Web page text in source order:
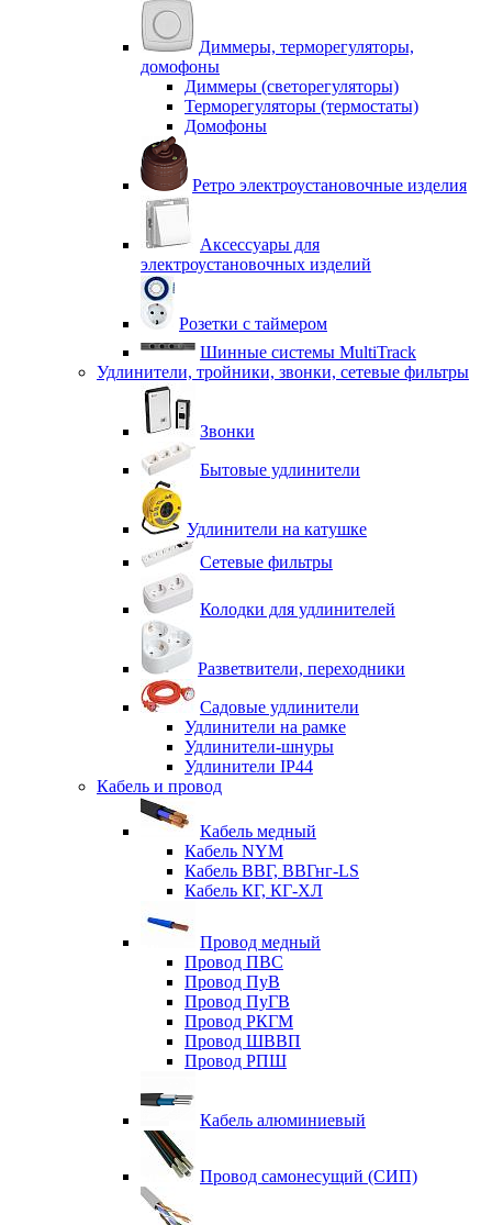
Диммеры, терморегуляторы,
домофоны
Диммеры (светорегуляторы)
Терморегуляторы (термостаты)
Домофоны
Ретро электроустановочные изделия
Аксессуары для
электроустановочных изделий
Розетки с таймером
Шинные системы MultiTrack
Удлинители, тройники, звонки, сетевые фильтры
Звонки
Бытовые удлинители
Удлинители на катушке
Сетевые фильтры
Колодки для удлинителей
Разветвители, переходники
Садовые удлинители
Удлинители на рамке
Удлинители-шнуры
Удлинители IP44
Кабель и провод
Кабель медный
Кабель NYM
Кабель ВВГ, ВВГнг-LS
Кабель КГ, КГ-ХЛ
Провод медный
Провод ПВС
Провод ПуВ
Провод ПуГВ
Провод РКГМ
Провод ШВВП
Провод РПШ
Кабель алюминиевый
Провод самонесущий (СИП)